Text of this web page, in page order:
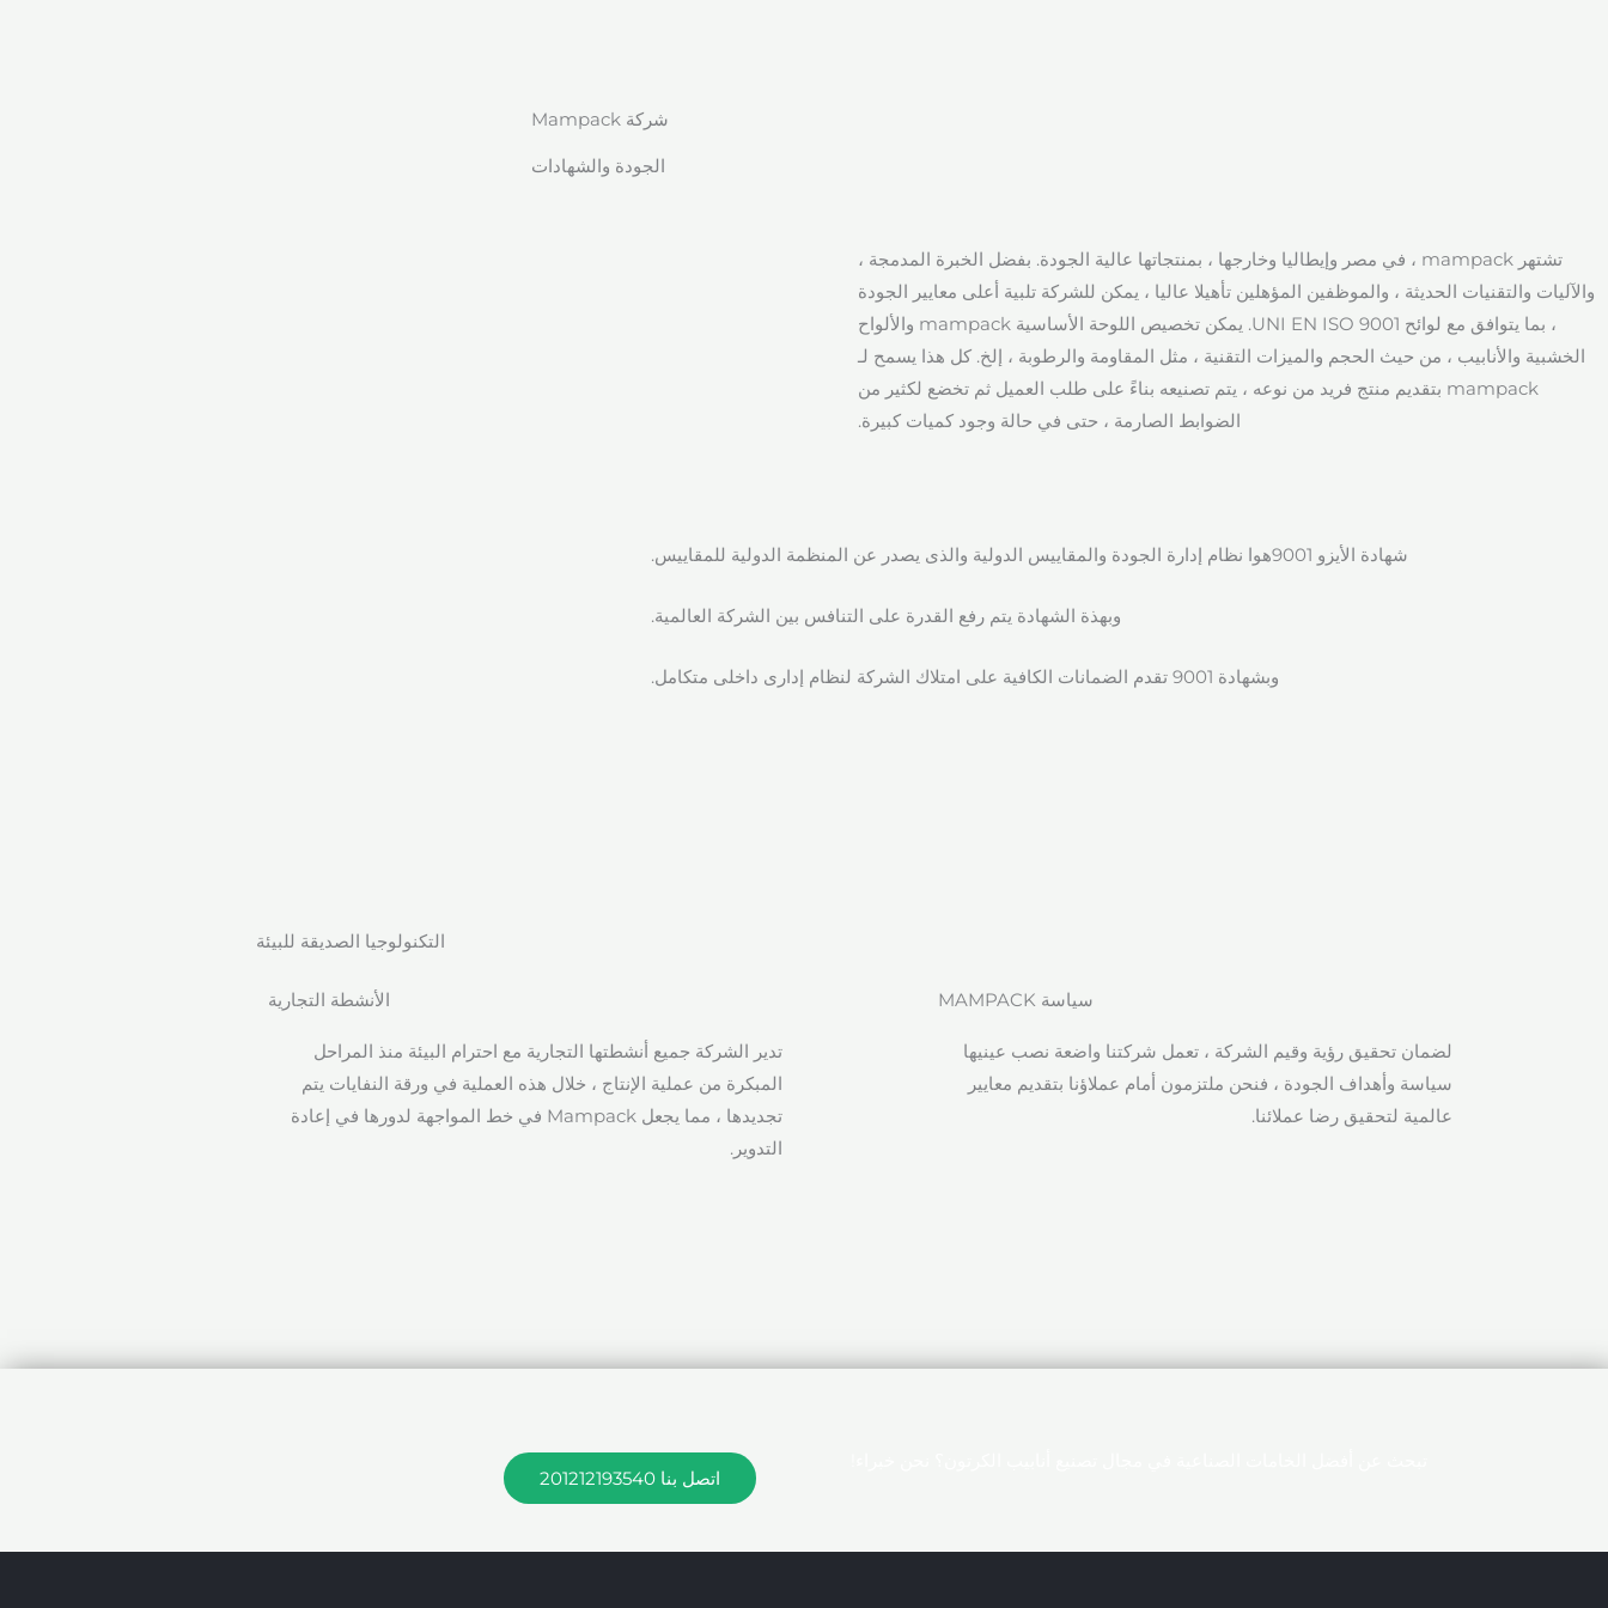
شركة Mampack
الجودة والشهادات
تشتهر mampack ، في مصر وإيطاليا وخارجها ، بمنتجاتها عالية الجودة. بفضل الخبرة المدمجة ،
والآليات والتقنيات الحديثة ، والموظفين المؤهلين تأهيلا عاليا ، يمكن للشركة تلبية أعلى معايير الجودة
، بما يتوافق مع لوائح UNI EN ISO 9001. يمكن تخصيص اللوحة الأساسية mampack والألواح
الخشبية والأنابيب ، من حيث الحجم والميزات التقنية ، مثل المقاومة والرطوبة ، إلخ. كل هذا يسمح لـ
mampack بتقديم منتج فريد من نوعه ، يتم تصنيعه بناءً على طلب العميل ثم تخضع لكثير من
الضوابط الصارمة ، حتى في حالة وجود كميات كبيرة.
شهادة الأيزو 9001هوا نظام إدارة الجودة والمقاييس الدولية والذى يصدر عن المنظمة الدولية للمقاييس.
وبهذة الشهادة يتم رفع القدرة على التنافس بين الشركة العالمية.
وبشهادة 9001 تقدم الضمانات الكافية على امتلاك الشركة لنظام إدارى داخلى متكامل.
التكنولوجيا الصديقة للبيئة
سياسة MAMPACK
لضمان تحقيق رؤية وقيم الشركة ، تعمل شركتنا واضعة نصب عينيها
سياسة وأهداف الجودة ، فنحن ملتزمون أمام عملاؤنا بتقديم معايير
عالمية لتحقيق رضا عملائنا.
الأنشطة التجارية
تدير الشركة جميع أنشطتها التجارية مع احترام البيئة منذ المراحل
المبكرة من عملية الإنتاج ، خلال هذه العملية في ورقة النفايات يتم
تجديدها ، مما يجعل Mampack في خط المواجهة لدورها في إعادة
التدوير.
اتصل بنا 201212193540